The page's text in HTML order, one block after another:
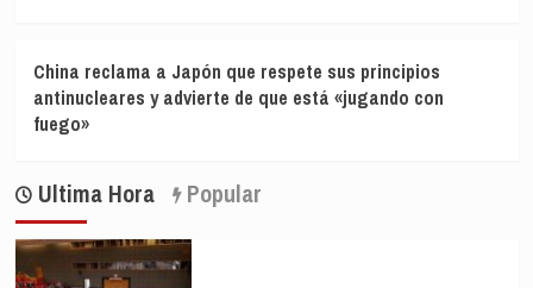
China reclama a Japón que respete sus principios
antinucleares y advierte de que está «jugando con
fuego»
Ultima Hora Popular